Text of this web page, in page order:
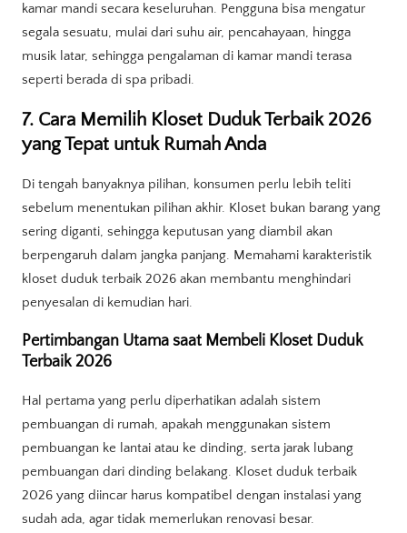
kamar mandi secara keseluruhan. Pengguna bisa mengatur
segala sesuatu, mulai dari suhu air, pencahayaan, hingga
musik latar, sehingga pengalaman di kamar mandi terasa
seperti berada di spa pribadi.
7. Cara Memilih Kloset Duduk Terbaik 2026
yang Tepat untuk Rumah Anda
Di tengah banyaknya pilihan, konsumen perlu lebih teliti
sebelum menentukan pilihan akhir. Kloset bukan barang yang
sering diganti, sehingga keputusan yang diambil akan
berpengaruh dalam jangka panjang. Memahami karakteristik
kloset duduk terbaik 2026 akan membantu menghindari
penyesalan di kemudian hari.
Pertimbangan Utama saat Membeli Kloset Duduk
Terbaik 2026
Hal pertama yang perlu diperhatikan adalah sistem
pembuangan di rumah, apakah menggunakan sistem
pembuangan ke lantai atau ke dinding, serta jarak lubang
pembuangan dari dinding belakang. Kloset duduk terbaik
2026 yang diincar harus kompatibel dengan instalasi yang
sudah ada, agar tidak memerlukan renovasi besar.